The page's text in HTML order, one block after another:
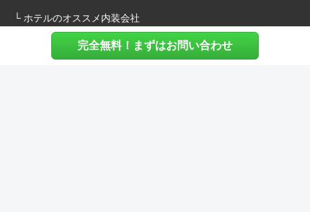
完全無料！まずはお問い合わせ
└ ホテルのオススメ内装会社